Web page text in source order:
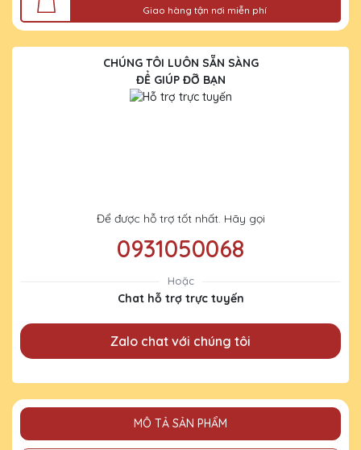
Giao hàng tận nơi miễn phí
CHÚNG TÔI LUÔN SẴN SÀNG
ĐỂ GIÚP ĐỠ BẠN
Để được hỗ trợ tốt nhất. Hãy gọi
0931050068
Hoặc
Chat hỗ trợ trực tuyến
Zalo chat với chúng tôi
MÔ TẢ SẢN PHẨM